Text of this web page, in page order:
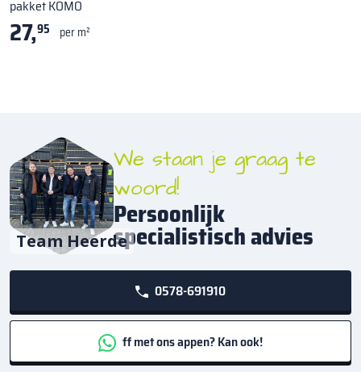
pakket KOMO
27,95 per m²
Team Heerde
We staan je graag te
woord!
Persoonlijk
specialistisch advies
0578-691910
ff met ons appen? Kan ook!